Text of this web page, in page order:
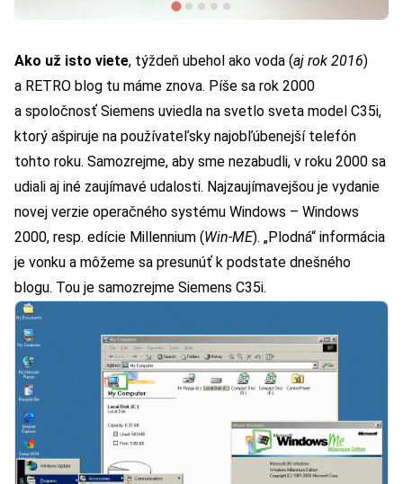
Ako už isto viete, týždeň ubehol ako voda (aj rok 2016)
a RETRO blog tu máme znova. Píše sa rok 2000
a spoločnosť Siemens uviedla na svetlo sveta model C35i,
ktorý ašpiruje na používateľsky najobľúbenejší telefón
tohto roku. Samozrejme, aby sme nezabudli, v roku 2000 sa
udiali aj iné zaujímavé udalosti. Najzaujímavejšou je vydanie
novej verzie operačného systému Windows – Windows
2000, resp. edície Millennium (Win-ME). „Plodná“ informácia
je vonku a môžeme sa presunúť k podstate dnešného
blogu. Tou je samozrejme Siemens C35i.